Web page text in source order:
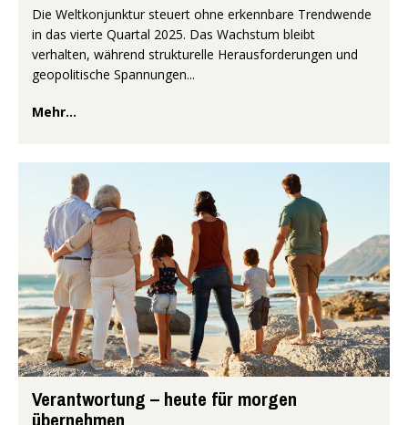
Die Weltkonjunktur steuert ohne erkennbare Trendwende
in das vierte Quartal 2025. Das Wachstum bleibt
verhalten, während strukturelle Herausforderungen und
geopolitische Spannungen...
Mehr...
Verantwortung – heute für morgen